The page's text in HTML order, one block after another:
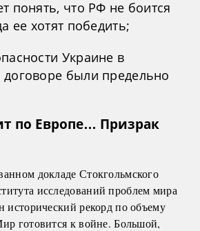
понять, что РФ не боится
ее хотят победить;
Украине в
договоре были предельно
по Европе… Призрак
докладе Стокгольмского
исследований проблем мира
исторический рекорд по объему
готовится к войне. Большой,